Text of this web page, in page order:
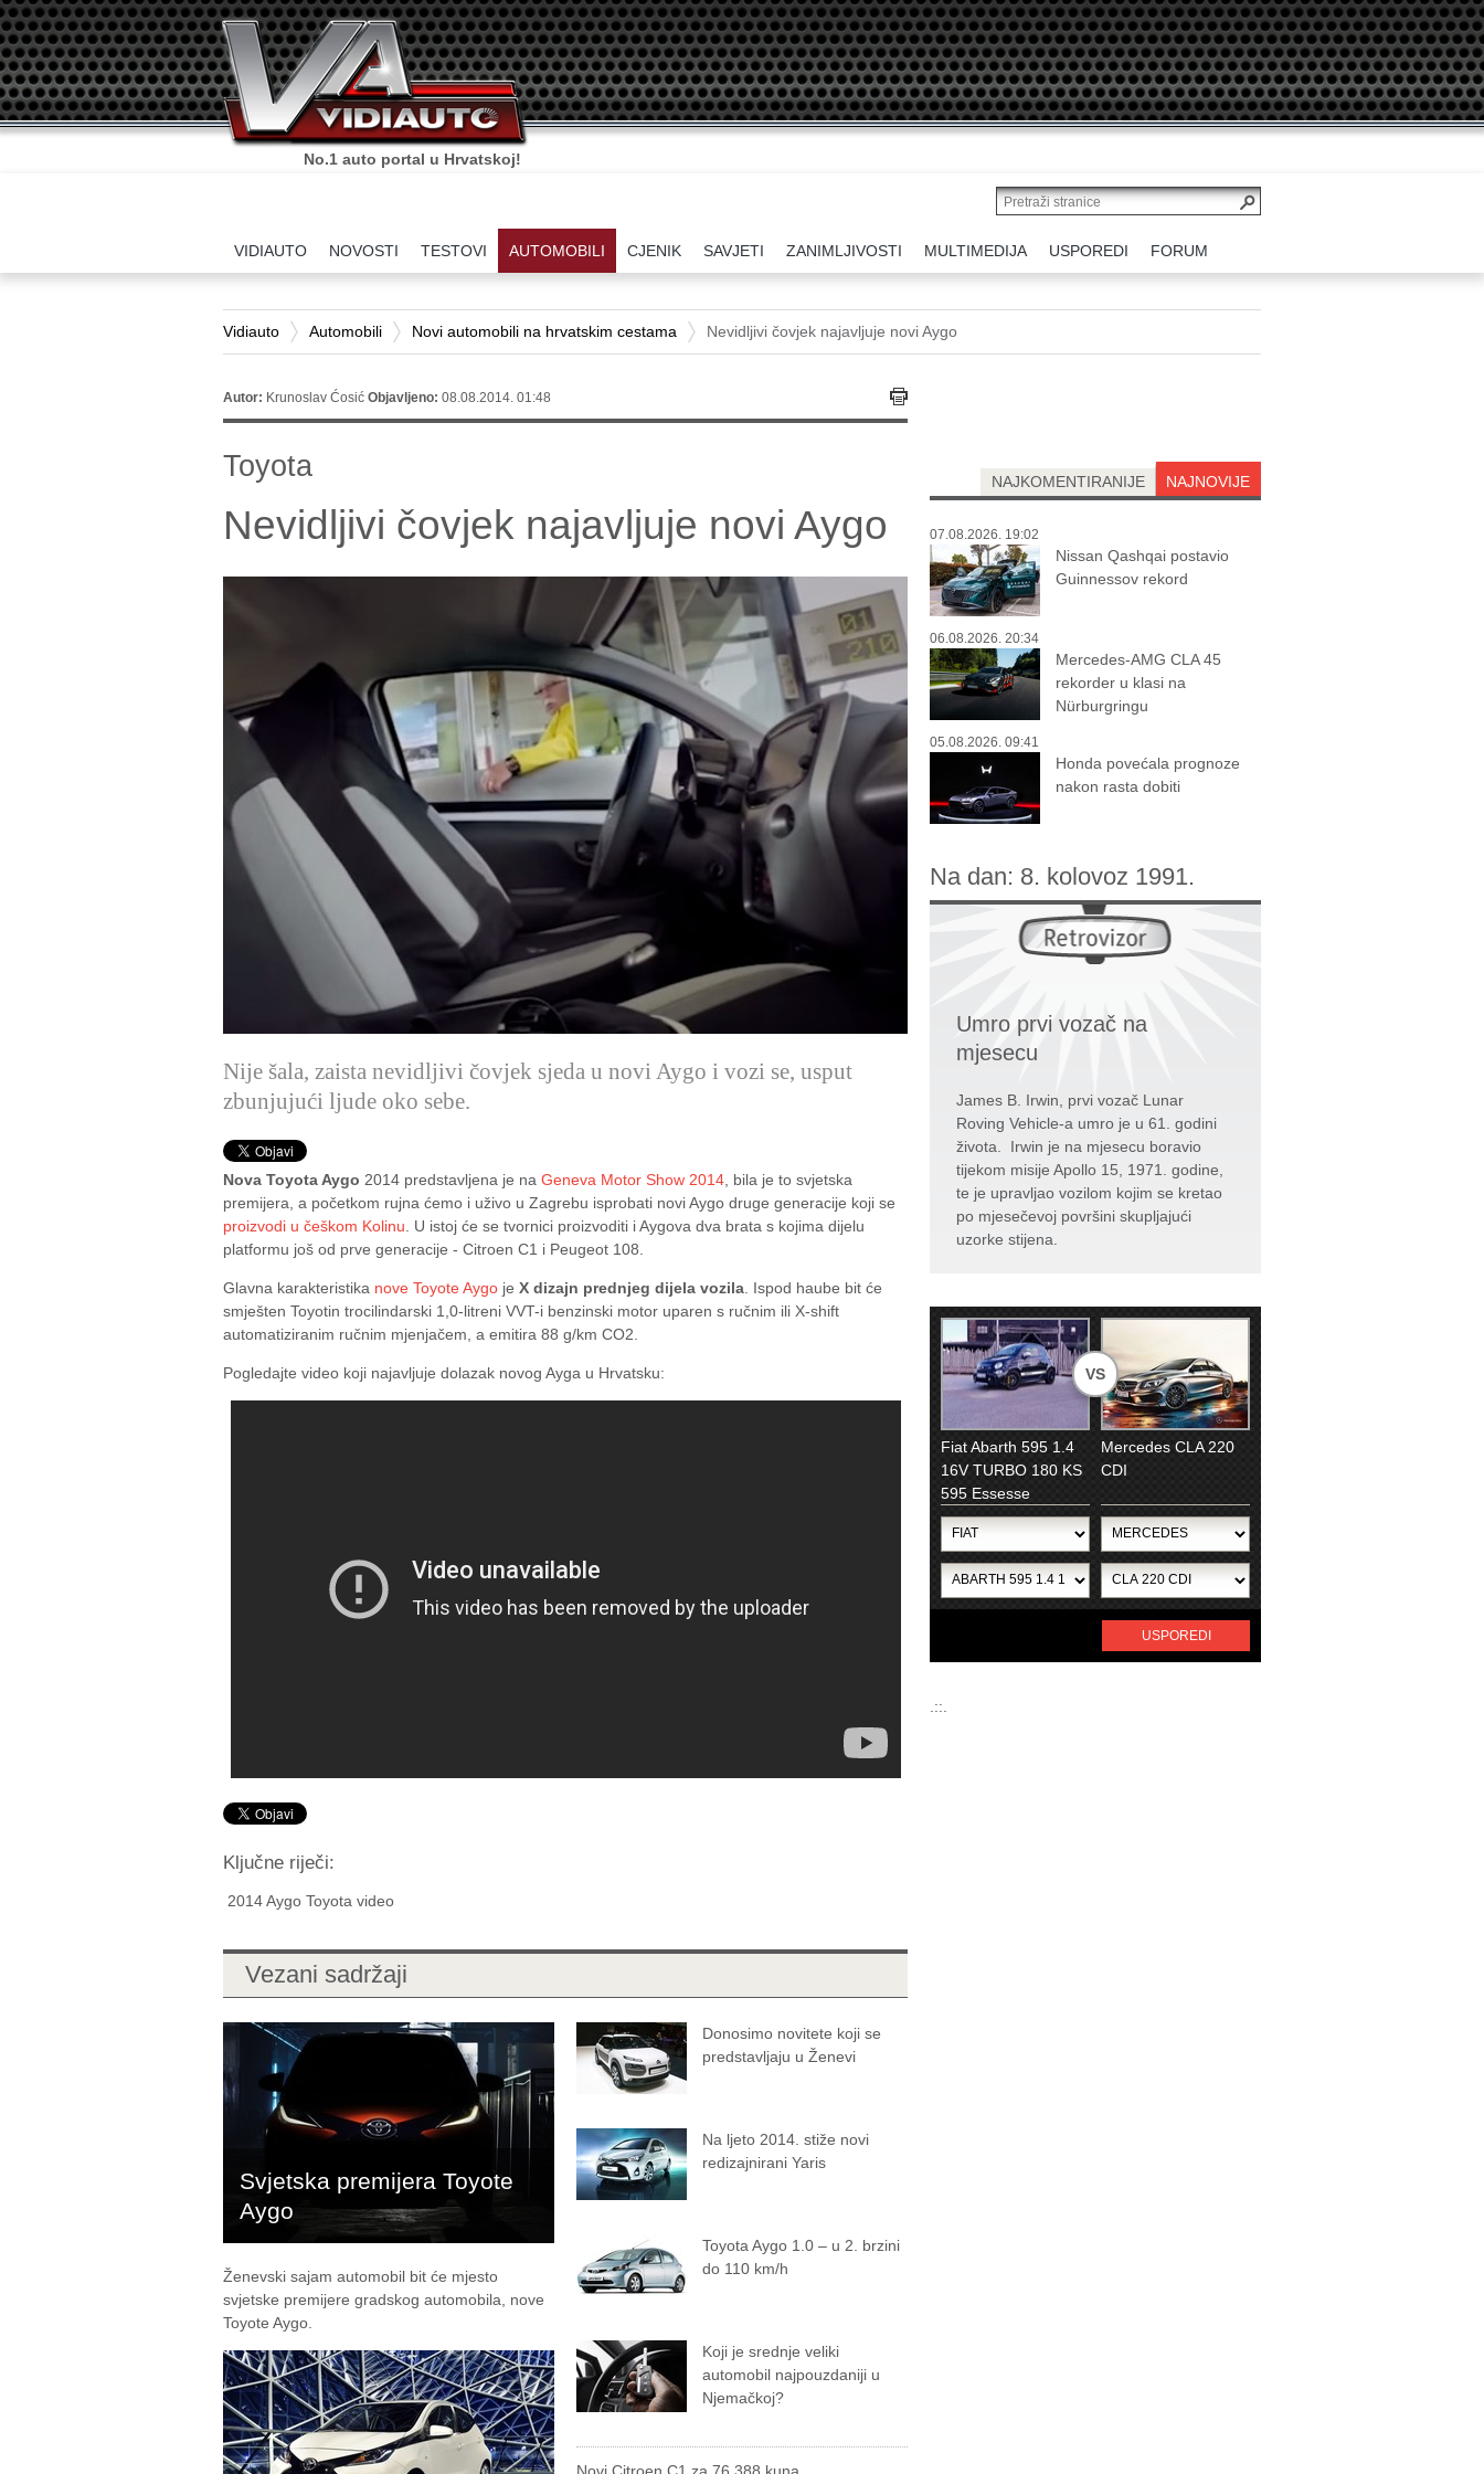
Sve što o autima trebate znati.
VIDIAUTO NOVOSTI TESTOVI AUTOMOBILI CJENIK SAVJETI ZANIMLJIVOSTI MULTIMEDIJA USPOREDI FORUM
Vidiauto Automobili Novi automobili na hrvatskim cestama Nevidljivi čovjek najavljuje novi Aygo
Autor: Krunoslav Ćosić Objavljeno: 08.08.2014. 01:48
Toyota
Nevidljivi čovjek najavljuje novi Aygo
Nije šala, zaista nevidljivi čovjek sjeda u novi Aygo i vozi se, usput
zbunjujući ljude oko sebe.
Nova Toyota Aygo 2014 predstavljena je na Geneva Motor Show 2014 , bila je to svjetska
premijera, a početkom rujna ćemo i uživo u Zagrebu isprobati novi Aygo druge generacije koji se
proizvodi u češkom Kolinu . U istoj će se tvornici proizvoditi i Aygova dva brata s kojima dijelu
platformu još od prve generacije - Citroen C1 i Peugeot 108.
Glavna karakteristika nove Toyote Aygo je X dizajn prednjeg dijela vozila . Ispod haube bit će
smješten Toyotin trocilindarski 1,0-litreni VVT-i benzinski motor uparen s ručnim ili X-shift
automatiziranim ručnim mjenjačem, a emitira 88 g/km CO2.
Pogledajte video koji najavljuje dolazak novog Ayga u Hrvatsku:
Ključne riječi:
2014 Aygo Toyota video
Vezani sadržaji
Svjetska premijera Toyote
Aygo
Ženevski sajam automobil bit će mjesto
svjetske premijere gradskog automobila, nove
Toyote Aygo.
Donosimo novitete koji se
predstavljaju u Ženevi
Na ljeto 2014. stiže novi
redizajnirani Yaris
Toyota Aygo 1.0 – u 2. brzini
do 110 km/h
Koji je srednje veliki
automobil najpouzdaniji u
Njemačkoj?
NAJNOVIJE
NAJKOMENTIRANIJE
07.08.2026. 19:02
Nissan Qashqai postavio
Guinnessov rekord
06.08.2026. 20:34
Mercedes-AMG CLA 45
rekorder u klasi na
Nürburgringu
05.08.2026. 09:41
Honda povećala prognoze
nakon rasta dobiti
Na dan: 8. kolovoz 1991.
Umro prvi vozač na
mjesecu
James B. Irwin, prvi vozač Lunar
Roving Vehicle-a umro je u 61. godini
života. Irwin je na mjesecu boravio
tijekom misije Apollo 15, 1971. godine,
te je upravljao vozilom kojim se kretao
po mjesečevoj površini skupljajući
uzorke stijena.
VS
Fiat Abarth 595 1.4
16V TURBO 180 KS
595 Essesse
Mercedes CLA 220
CDI
USPOREDI
.::.